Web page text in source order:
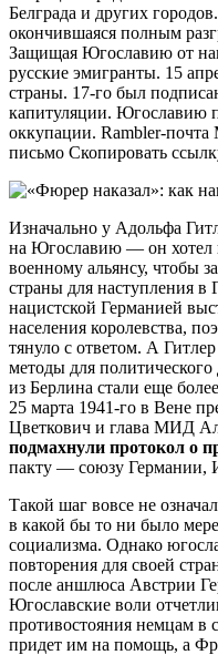
Белграда и других
окончившаяся полным
Защищая Югославию от
русские эмигранты. 15
страны. 17-го был
капитуляции. Югославию
оккупации. Rambler-почта
письмо Скопировать
Изначально у Адольфа
на Югославию — он хотел
военному альянсу, чтобы
страны для наступления
нацистской Германией
населения королевства,
тянуло с ответом. А
методы для
из Берлина стали еще
25 марта 1941-го в Вене
Цветкович и глава МИД
подмахнули протокол о
пакту — союзу Германии,
Такой шаг вовсе не
в какой бы то ни было
социализма. Однако
повторения для своей
после аншлюса Австрии
Югославские воли
противостояния немцам в
придет им на помощь, а